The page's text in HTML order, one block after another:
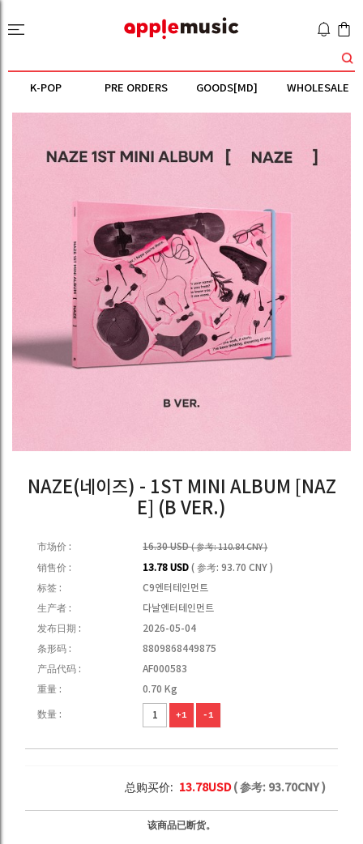
K-POP PRE ORDERS GOODS[MD] WHOLESALE
NAZE(네이즈) - 1ST MINI ALBUM [NAZ
E] (B VER.)
市场价 : 16.30 USD( 参考: 110.84 CNY )
销售价 : 13.78 USD( 参考: 93.70 CNY )
标签 :
C9엔터테인먼트
生产者 :
다날엔터테인먼트
发布日期 :
2026-05-04
条形码 :
8809868449875
产品代码 :
AF000583
重量 :
0.70 Kg
数量 : +1 -1
总购买价: 13.78USD( 参考: 93.70CNY )
该商品已断货。